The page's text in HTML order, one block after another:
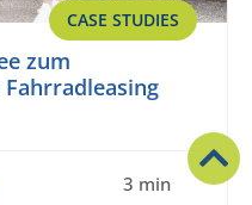
CASE STUDIES
zum
3 min